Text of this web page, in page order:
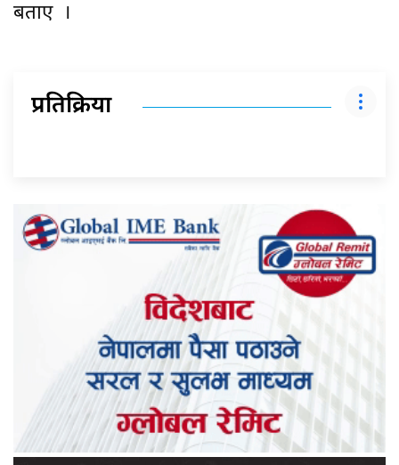
बताए ।
प्रतिक्रिया